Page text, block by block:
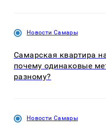
Новости Самары
Самарская квартира
почему одинаковые
разному?
Новости Самары